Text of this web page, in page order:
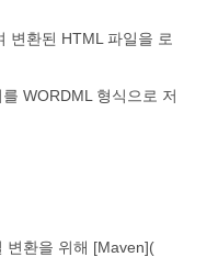
변환된 HTML 파일을 로
WORDML 형식으로 저
변환을 위해 [Maven](